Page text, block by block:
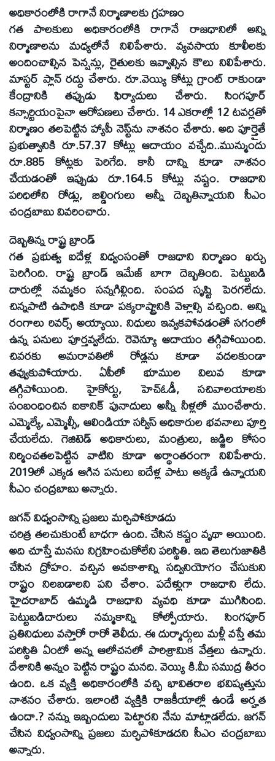
అధికారంలోకి రాగానే నిర్మాణాలకు గ్రహణం
గత పాలకులు అధికారంలోకి రాగానే రాజధానిలో అన్ని
నిర్మాణాలను మధ్యలోనే నిలిపేశారు. వ్యవసాయ కూలీలకు
అందించాల్సిన పెన్షన్లు, రైతులకు ఇవ్వాల్సిన కౌలు నిలిపేశారు.
మాస్టర్‌ ప్లాన్‌ రద్దు చేశారు. రూ.వెయ్యి కోట్లు గ్రాంట్‌ రాకుండా
కేంద్రానికి తప్పుడు ఫిర్యాదులు చేశారు. సింగపూర్‌
కన్సార్టియంపైనా ఆరోపణలు చేశారు. 14 ఎకరాల్లో 12 టవర్లతో
నిర్మాణం తలపెట్టిన హ్యాపీ నెస్ట్‌ను నాశనం చేశారు. అది పూర్తైతే
ప్రభుత్వానికి రూ.57.37 కోట్లు ఆదాయం వచ్చేది..మున్ముందు
రూ.885 కోట్లకు పెరిగేది. కానీ దాన్ని కూడా నాశనం
చేయడంతో ఇప్పుడు రూ.164.5 కోట్లు నష్టం. రాజధాని
పరిధిలోని రోడ్లు, బిల్డింగులు అన్నీ దెబ్బతిన్నాయని సీఎం
చంద్రబాబు వివరించారు.
దెబ్బతిన్న రాష్ట్ర బ్రాండ్‌
గత ప్రభుత్వ ఐదేళ్ల విధ్వంసంతో రాజధాని నిర్మాణం ఖర్చు
పెరిగింది. రాష్ట్ర బ్రాండ్‌ ఇమేజ్‌ బాగా దెబ్బతింది. పెట్టుబడి
దారుల్లో నమ్మకం సన్నగిల్లింది. సంపద సృష్టి పెరగలేదు.
చిన్నపాటి ఉపాధికి కూడా పక్కరాష్ట్రానికి వెళ్లాల్సి వచ్చింది. అన్ని
రంగాలు రివర్స్‌ అయ్యాయి. నిధులు ఇవ్వకపోవడంతో సగంలో
ఉన్న పనులు పూర్తవ్వలేదు. రెవెన్యూ ఆదాయం తగ్గిపోయింది.
చివరకు అమరావతిలో రోడ్లను కూడా వదలకుండా
తవ్వుకుపోయారు. ఏపీలో భూముల విలువ కూడా
తగ్గిపోయింది. హైకోర్టు, హెచ్‌ఓడీ, సచివాలయాలకు
సంబంధించిన ఐకానిక్‌ పునాదులు అన్నీ నీళ్లలో ముంచేశారు.
ఎమ్మెల్యే, ఎమ్మెల్సీ, ఆలిండియా సర్వీస్‌ అధికారుల భవనాలు పూర్తి
చేయలేదు. గెజిటెడ్‌ అధికారులు, మంత్రులు, జడ్జిల కోసం
నిర్మించతలపెట్టిన వాటిని కూడా అర్థాంతరంగా నిలిపేశారు.
2019లో ఎక్కడ ఆగిన పనులు ఐదేళ్ల పాటు అక్కడే ఉన్నాయని
సీఎం చంద్రబాబు అన్నారు.
జగన్‌ విధ్వంసాన్ని ప్రజలు మర్చిపోకూడదు
చరిత్ర తలచుకుంటే బాధగా ఉంది. చేసిన కష్టం వృథా అయింది.
అది చూస్తే మనసు నిగ్రహించుకోలేని పరిస్థితి. ఇది తెలుగుజాతికి
చేసిన ద్రోహం. వచ్చిన అవకాశాన్ని సద్వినియోగం చేసుకుని
రాష్ట్రం నిలబడాలని పని చేశాం. పదేళ్లుగా రాజధాని లేదు.
హైదరాబాద్‌ ఉమ్మడి రాజధాని వ్యవధి కూడా ముగిసింది.
పెట్టుబడిదారులు నమ్మకాన్ని కోల్పోయారు. సింగపూర్‌
ప్రతినిధులు వస్తారో రారో తెలీదు. ఈ దుర్మార్గులు మళ్లీ వస్తే తమ
పరిస్థితి ఏంటో అన్న ఆలోచనలో పారిశ్రామిక వేత్తలు ఉన్నారు.
దేశానికి అన్నం పెట్టిన రాష్ట్రం మనది. వెయ్యి కి.మీ సముద్ర తీరం
ఉంది. ఒక వ్యక్తి అధికారంలోకి వచ్చి భావితరాల భవిష్యత్తును
నాశనం చేశారు. ఇలాంటి వ్యక్తికి రాజకీయాల్లో ఉండే అర్హత
ఉందా.? నన్ను ఇబ్బందులు పెట్టారని నేను మాట్లాడలేదు. జగన్‌
చేసిన విధ్వంసాన్ని ప్రజలు మర్చిపోకూడదని సీఎం చంద్రబాబు
అన్నారు.